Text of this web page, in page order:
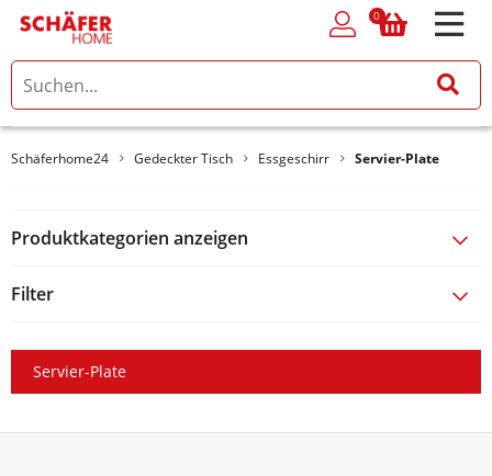
0
0
Schäferhome24 Gedeckter Tisch Essgeschirr Servier-Plate
Produktkategorien anzeigen
Filter
Servier-Plate